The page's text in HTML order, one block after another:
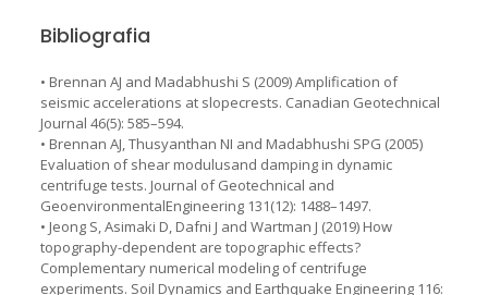
Bibliografia
• Brennan AJ and Madabhushi S (2009) Amplification of
seismic accelerations at slopecrests. Canadian Geotechnical
Journal 46(5): 585–594.
• Brennan AJ, Thusyanthan NI and Madabhushi SPG (2005)
Evaluation of shear modulusand damping in dynamic
centrifuge tests. Journal of Geotechnical and
GeoenvironmentalEngineering 131(12): 1488–1497.
• Jeong S, Asimaki D, Dafni J and Wartman J (2019) How
topography-dependent are topographic effects?
Complementary numerical modeling of centrifuge
experiments. Soil Dynamics and Earthquake Engineering 116: